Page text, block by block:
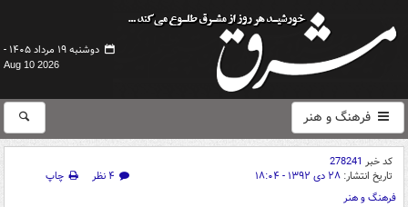
دوشنبه ۱۹ مرداد ۱۴۰۵ -
Aug 10 2026
فرهنگ و هنر
کد خبر 278241
تاریخ انتشار: ۲۸ دی ۱۳۹۲ - ۱۸:۰۴ ۴ نظر
چاپ
فرهنگ و هنر